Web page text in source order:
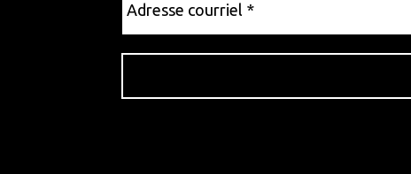
courriel